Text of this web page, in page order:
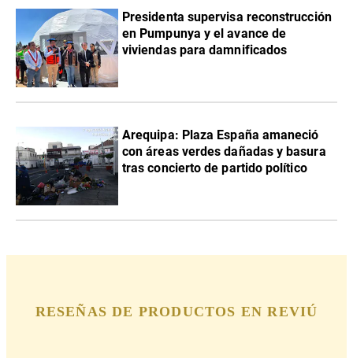
Presidenta supervisa reconstrucción
en Pumpunya y el avance de
viviendas para damnificados
Arequipa: Plaza España amaneció
con áreas verdes dañadas y basura
tras concierto de partido político